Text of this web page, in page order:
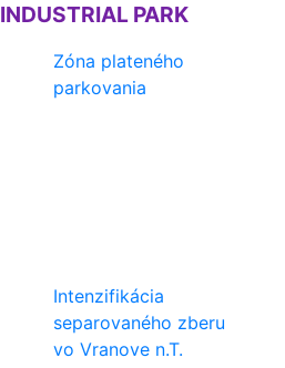
INDUSTRIAL PARK
Zóna plateného
parkovania
Intenzifikácia
separovaného zberu
vo Vranove n.T.